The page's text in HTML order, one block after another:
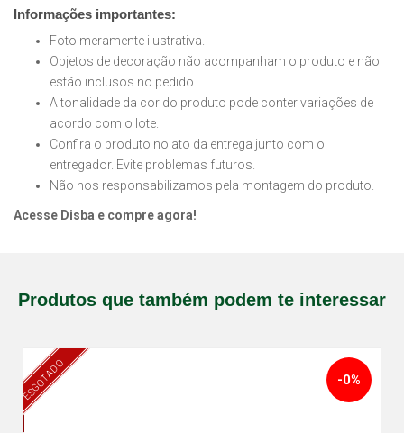
Informações importantes:
Foto meramente ilustrativa.
Objetos de decoração não acompanham o produto e não
estão inclusos no pedido.
A tonalidade da cor do produto pode conter variações de
acordo com o lote.
Confira o produto no ato da entrega junto com o
entregador. Evite problemas futuros.
Não nos responsabilizamos pela montagem do produto.
Acesse Disba e compre agora!
Produtos que também podem te interessar
ESGOTADO -0%